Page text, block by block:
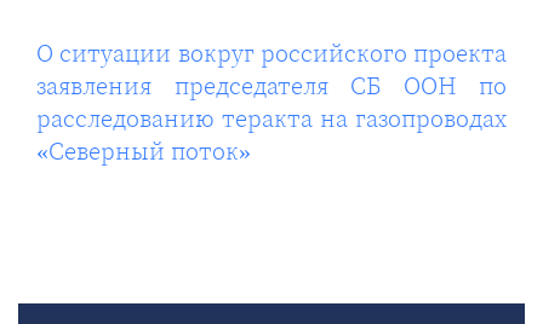
О ситуации вокруг российского проекта
заявления председателя СБ ООН по
расследованию теракта на газопроводах
«Северный поток»